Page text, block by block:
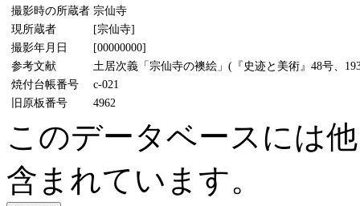
撮影時の所蔵者 宗仙寺
現所蔵者
[宗仙寺]
撮影年月日
[00000000]
参考文献
土居次義「宗仙寺の襖絵」(『史迹と美術』48号、
焼付台帳番号
c-021
旧原板番号
4962
このデータベースには
含まれています。